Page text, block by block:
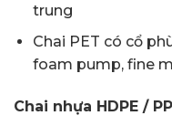
trung
Chai PET có cổ
foam pump, fine
Chai nhựa HDPE / PP